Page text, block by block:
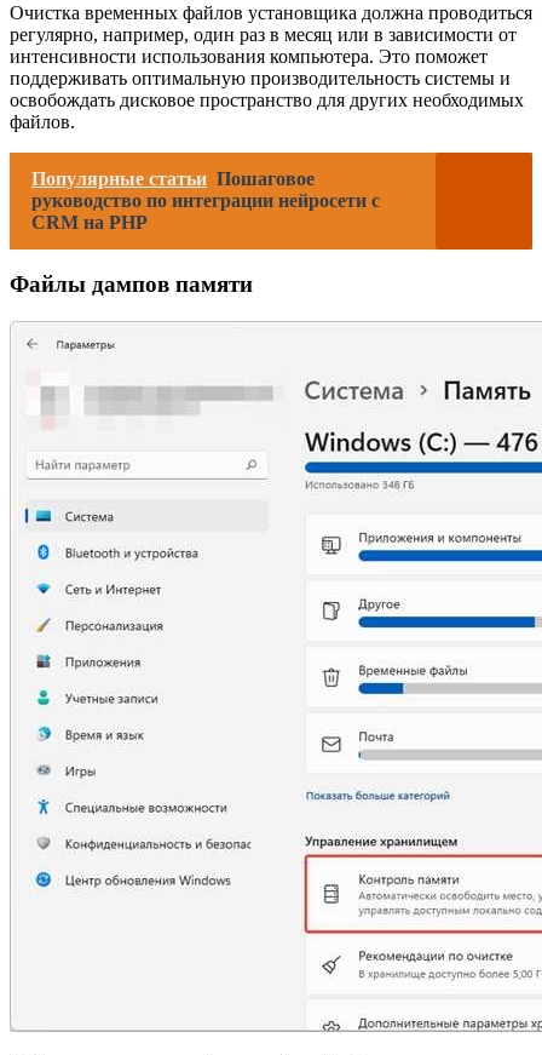
Очистка временных файлов установщика должна проводиться
регулярно, например, один раз в месяц или в зависимости от
интенсивности использования компьютера. Это поможет
поддерживать оптимальную производительность системы и
освобождать дисковое пространство для других необходимых
файлов.
Популярные статьи Пошаговое
руководство по интеграции нейросети с
CRM на PHP
Файлы дампов памяти